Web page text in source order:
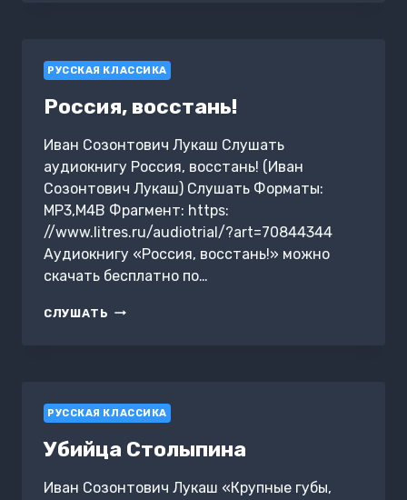
РУССКАЯ КЛАССИКА
Россия, восстань!
Иван Созонтович Лукаш Слушать
аудиокнигу Россия, восстань! (Иван
Созонтович Лукаш) Слушать Форматы:
MP3,M4B Фрагмент: https:
//www.litres.ru/audiotrial/?art=70844344
Аудиокнигу «Россия, восстань!» можно
скачать бесплатно по…
СЛУШАТЬ РОССИЯ,
РУССКАЯ КЛАССИКА
Убийца Столыпина
Иван Созонтович Лукаш «Крупные губы,